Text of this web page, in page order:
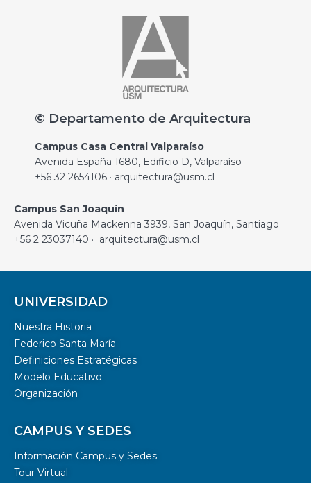
© Departamento de Arquitectura
Campus Casa Central Valparaíso
Avenida España 1680, Edificio D, Valparaíso
+56 32 2654106 · arquitectura@usm.cl
Campus San Joaquín
Avenida Vicuña Mackenna 3939, San Joaquín, Santiago
+56 2 23037140 · arquitectura@usm.cl
UNIVERSIDAD
Nuestra Historia
Federico Santa María
Definiciones Estratégicas
Modelo Educativo
Organización
CAMPUS Y SEDES
Información Campus y Sedes
Tour Virtual